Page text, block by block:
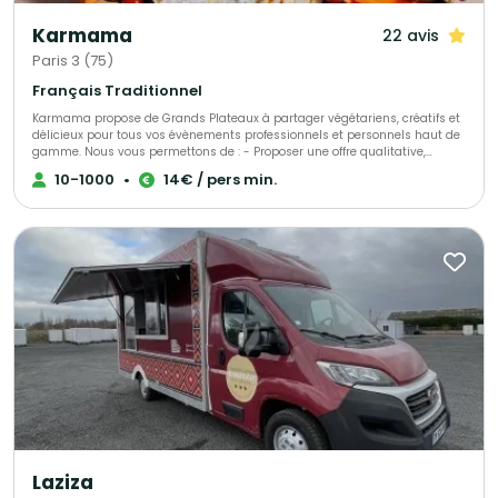
Karmama 22 avis
Paris 3 (75)
Français Traditionnel
Karmama propose de Grands Plateaux à partager végétariens, créatifs et
délicieux pour tous vos évènements professionnels et personnels haut de
gamme. Nous vous permettons de : - Proposer une offre qualitative,
originale, savoureuse - Diviser par deux votre empreinte carbone par
rapport à un traiteur plus traditionnel - Satisfaire simplement tous les
10-1000 • 14€ / pers min.
Laziza